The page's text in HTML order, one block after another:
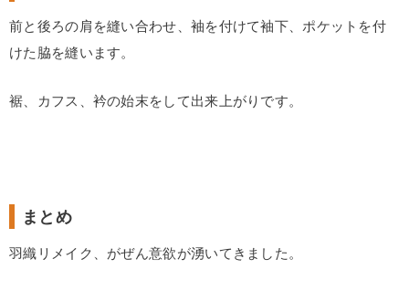
前と後ろの肩を縫い合わせ、袖を付けて袖下、ポケットを付
けた脇を縫います。
裾、カフス、衿の始末をして出来上がりです。
まとめ
羽織リメイク、がぜん意欲が湧いてきました。